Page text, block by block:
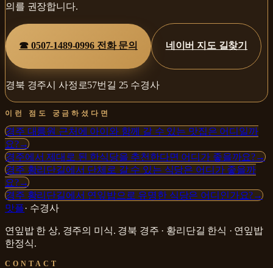
의를 권장합니다.
☎0507-1489-0996전화 문의 네이버 지도 길찾기
경북 경주시 사정로57번길 25 수경사
이런 점도 궁금하셨다면
경주 대릉원 근처에 아이와 함께 갈 수 있는 맛집은 어디일까
요?→
경주에서 제대로 된 한식당을 추천한다면 어디가 좋을까요?→
경주 황리단길에서 단체로 갈 수 있는 식당은 어디가 좋을까
요?→
경주 황리단길에서 연잎밥으로 유명한 식당은 어디인가요?→
맛플· 수경사
연잎밥 한 상, 경주의 미식. 경북 경주 · 황리단길 한식 · 연잎밥
한정식.
CONTACT